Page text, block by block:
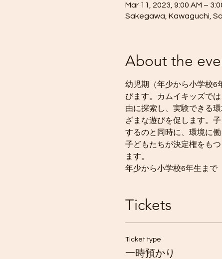
Mar 11, 2023, 9:00 AM –
Sakegawa, Kawaguchi,
About the
幼児期（年少から小学校6
びます。カムイキッズで
由に探索し、実験できる
ざまな遊びを促します。
するのと同時に、環境に
子どもたちが決定権をも
ます。
年少から小学校6年生まで
Tickets
Ticket type
一時預かり